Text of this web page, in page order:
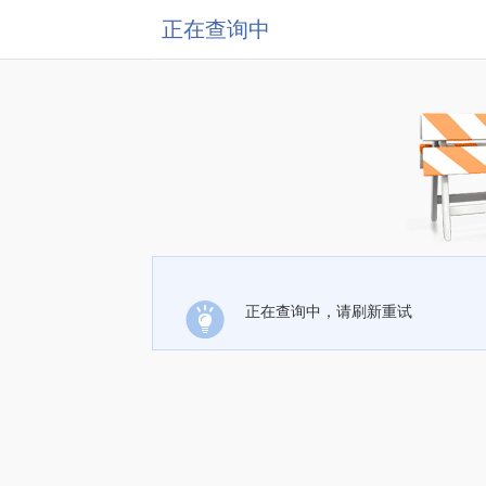
正在查询中
正在查询中，请刷新重试